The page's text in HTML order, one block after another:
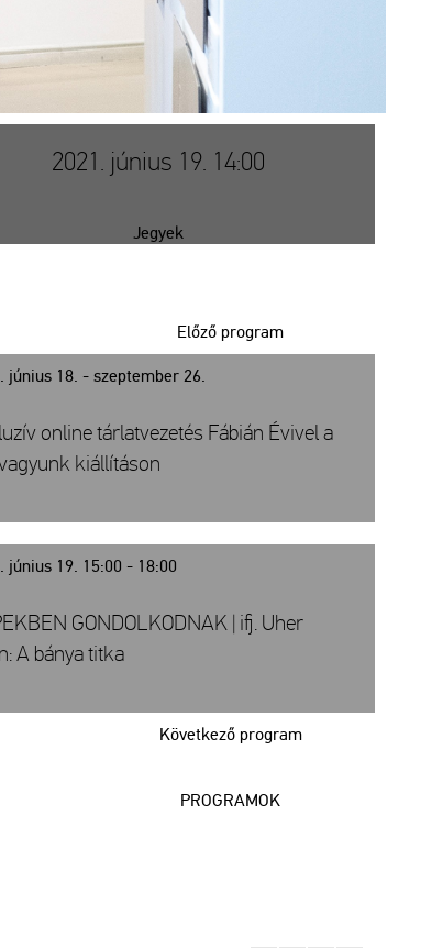
2021. június 19. 14:00
Jegyek
június 18. - szeptember 26.
Előző program
online tárlatvezetés Fábián Évivel a
kiállításon
június 19. 15:00 - 18:00
Következő program
GONDOLKODNAK | ifj. Uher
A bánya titka
PROGRAMOK